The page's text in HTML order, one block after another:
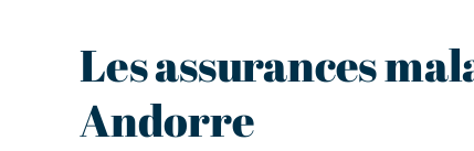
Les assurances
Andorre